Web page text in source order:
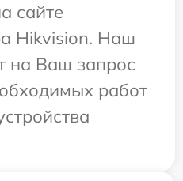
сайте
Hikvision. Наш
на Ваш запрос
работ